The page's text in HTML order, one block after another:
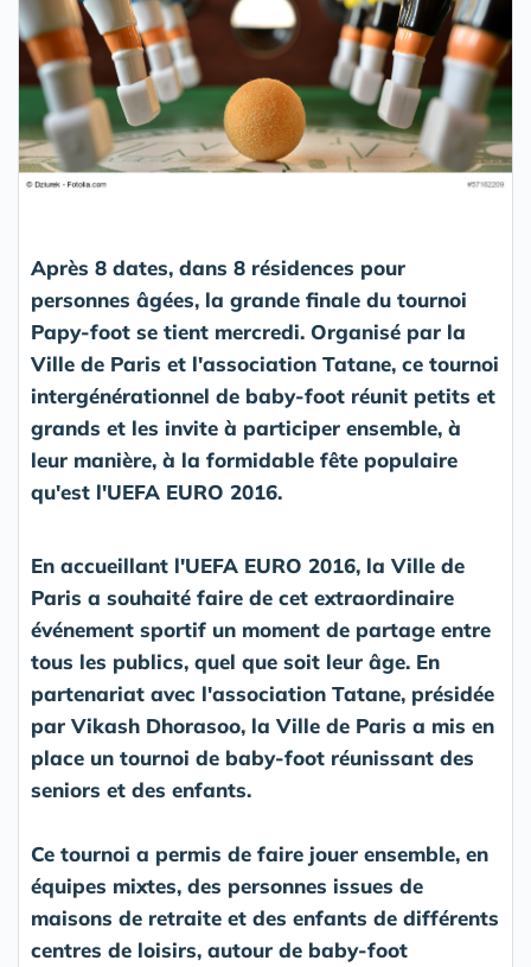
Après 8 dates, dans 8 résidences pour
personnes âgées, la grande finale du tournoi
Papy-foot se tient mercredi. Organisé par la
Ville de Paris et l'association Tatane, ce tournoi
intergénérationnel de baby-foot réunit petits et
grands et les invite à participer ensemble, à
leur manière, à la formidable fête populaire
qu'est l'UEFA EURO 2016.
En accueillant l'UEFA EURO 2016, la Ville de
Paris a souhaité faire de cet extraordinaire
événement sportif un moment de partage entre
tous les publics, quel que soit leur âge. En
partenariat avec l'association Tatane, présidée
par Vikash Dhorasoo, la Ville de Paris a mis en
place un tournoi de baby-foot réunissant des
seniors et des enfants.
Ce tournoi a permis de faire jouer ensemble, en
équipes mixtes, des personnes issues de
maisons de retraite et des enfants de différents
centres de loisirs, autour de baby-foot